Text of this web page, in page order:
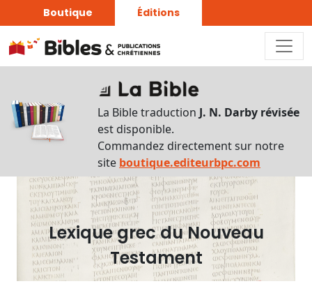
Boutique Éditions
La Bible traduction J. N. Darby révisée
est disponible.
Commandez directement sur notre
site boutique.editeurbpc.com
Lexique grec du Nouveau
Testament
Recherche
Rechercher
par
lettre
Rechercher
par
mot